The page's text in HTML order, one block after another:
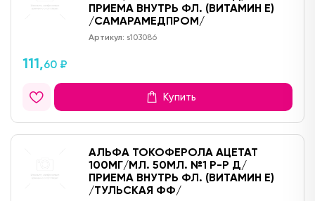
ПРИЕМА ВНУТРЬ ФЛ. (ВИТАМИН Е)
/САМАРАМЕДПРОМ/
Артикул: s103086
111,60 ₽
Купить
АЛЬФА ТОКОФЕРОЛА АЦЕТАТ
100МГ/МЛ. 50МЛ. №1 Р-Р Д/
ПРИЕМА ВНУТРЬ ФЛ. (ВИТАМИН Е)
/ТУЛЬСКАЯ ФФ/